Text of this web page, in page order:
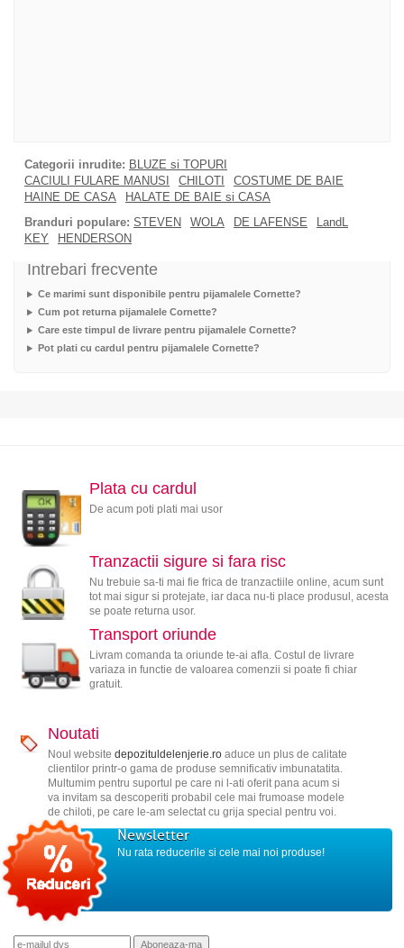
Categorii inrudite: BLUZE si TOPURI
CACIULI FULARE MANUSI
CHILOTI
COSTUME DE BAIE
HAINE DE CASA
HALATE DE BAIE si CASA
Branduri populare: STEVEN WOLA DE LAFENSE
LandL
KEY
HENDERSON
Intrebari frecvente
Ce marimi sunt disponibile pentru pijamalele Cornette?
Cum pot returna pijamalele Cornette?
Care este timpul de livrare pentru pijamalele Cornette?
Pot plati cu cardul pentru pijamalele Cornette?
Plata cu cardul
De acum poti plati mai usor
Tranzactii sigure si fara risc
Nu trebuie sa-ti mai fie frica de tranzactiile online, acum sunt
tot mai sigur si protejate, iar daca nu-ti place produsul, acesta
se poate returna usor.
Transport oriunde
Livram comanda ta oriunde te-ai afla. Costul de livrare
variaza in functie de valoarea comenzii si poate fi chiar
gratuit.
Noutati
Noul website depozituldelenjerie.roaduce un plus de calitate
clientilor printr-o gama de produse semnificativ imbunatatita.
Multumim pentru suportul pe care ni l-ati oferit pana acum si
va invitam sa descoperiti probabil cele mai frumoase modele
de chiloti, pe care le-am selectat cu grija special pentru voi.
Newsletter
Nu rata reducerile si cele mai noi produse!